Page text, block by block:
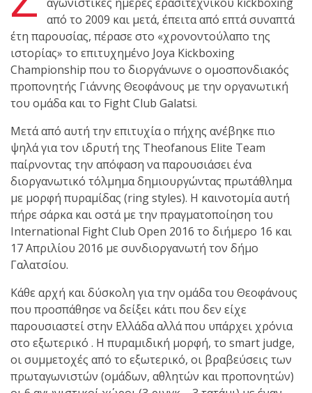
Ιωάννη
Θεοφάνους
με την υποστήριξη της
Sejoy Hellas.
Οι αθλητές
του Fight
Club Galatsi
ολοκλήρωσαν με επιτυχία
τις καλοκαιρινές
εξετάσεις έγχρωμων
ζωνών!
επιτυχία
πραγματοποιήθηκε το
κλειστό σεμινάριο
Brazilian Jiu-Jitsu με τον
από το 2009 και μετά, έπειτα από επτά συναπτά
έτη παρουσίας, πέρασε στο «χρονοντούλαπο της
ιστορίας» το επιτυχημένο Joya Kickboxing
Championship που το διοργάνωνε ο ομοσπονδιακός
προπονητής Γιάννης Θεοφάνους με την οργανωτική
του ομάδα και το Fight Club Galatsi.
Μετά από αυτή την επιτυχία ο πήχης ανέβηκε πιο
ψηλά για τον ιδρυτή της Theofanous Elite Team
παίρνοντας την απόφαση να παρουσιάσει ένα
διοργανωτικό τόλμημα δημιουργώντας πρωτάθλημα
με μορφή πυραμίδας (ring styles). Η καινοτομία αυτή
πήρε σάρκα και οστά με την πραγματοποίηση του
International Fight Club Open 2016 το διήμερο 16 και
17 Απριλίου 2016 με συνδιοργανωτή τον δήμο
Γαλατσίου.
Κάθε αρχή και δύσκολη για την ομάδα του Θεοφάνους
που προσπάθησε να δείξει κάτι που δεν είχε
παρουσιαστεί στην Ελλάδα αλλά που υπάρχει χρόνια
στο εξωτερικό . Η πυραμιδική μορφή, το smart judge,
οι συμμετοχές από το εξωτερικό, οι βραβεύσεις των
πρωταγωνιστών (ομάδων, αθλητών και προπονητών)